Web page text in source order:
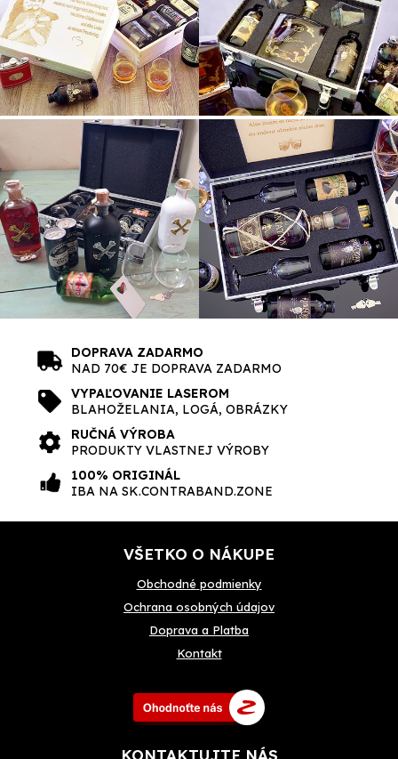
DOPRAVA ZADARMO
NAD 70€ JE DOPRAVA ZADARMO
VYPAĽOVANIE LASEROM
BLAHOŽELANIA, LOGÁ, OBRÁZKY
RUČNÁ VÝROBA
PRODUKTY VLASTNEJ VÝROBY
100% ORIGINÁL
IBA NA SK.CONTRABAND.ZONE
VŠETKO O NÁKUPE
Obchodné podmienky
Ochrana osobných údajov
Doprava a Platba
Kontakt